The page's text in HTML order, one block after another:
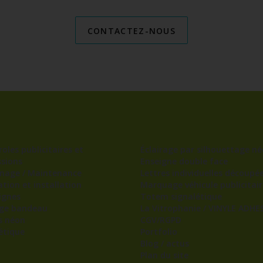
CONTACTEZ-NOUS
publicitaires et
/ Maintenance
et installation
bandeau
néon
Éclairage par silhouettage
Enseigne double face
Lettres individuelles
Marquage véhicule
Totem signalétique
La Vitrophanie / VINYLE
CGV/RGPD
Portfolio
Blog / actus
Plan du site